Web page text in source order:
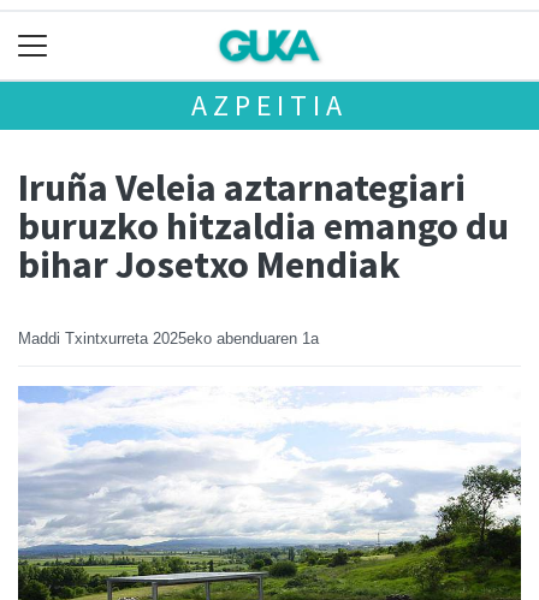
AZPEITIA
Iruña Veleia aztarnategiari
buruzko hitzaldia emango du
bihar Josetxo Mendiak
Maddi Txintxurreta 2025eko abenduaren 1a